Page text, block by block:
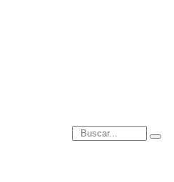
Introduce términos de